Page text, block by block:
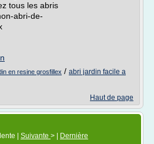
tous les abris
abri-de-
en resine grosfillex / abri jardin facile a
Haut de page
| Suivante > |
Dernière